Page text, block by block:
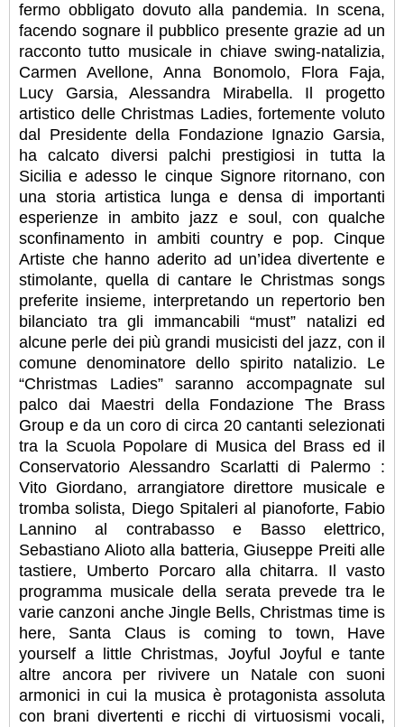
fermo obbligato dovuto alla pandemia. In scena,
facendo sognare il pubblico presente grazie ad un
racconto tutto musicale in chiave swing-natalizia,
Carmen Avellone, Anna Bonomolo, Flora Faja,
Lucy Garsia, Alessandra Mirabella. Il progetto
artistico delle Christmas Ladies, fortemente voluto
dal Presidente della Fondazione Ignazio Garsia,
ha calcato diversi palchi prestigiosi in tutta la
Sicilia e adesso le cinque Signore ritornano, con
una storia artistica lunga e densa di importanti
esperienze in ambito jazz e soul, con qualche
sconﬁnamento in ambiti country e pop. Cinque
Artiste che hanno aderito ad un’idea divertente e
stimolante, quella di cantare le Christmas songs
preferite insieme, interpretando un repertorio ben
bilanciato tra gli immancabili “must” natalizi ed
alcune perle dei più grandi musicisti del jazz, con il
comune denominatore dello spirito natalizio. Le
“Christmas Ladies” saranno accompagnate sul
palco dai Maestri della Fondazione The Brass
Group e da un coro di circa 20 cantanti selezionati
tra la Scuola Popolare di Musica del Brass ed il
Conservatorio Alessandro Scarlatti di Palermo :
Vito Giordano, arrangiatore direttore musicale e
tromba solista, Diego Spitaleri al pianoforte, Fabio
Lannino al contrabasso e Basso elettrico,
Sebastiano Alioto alla batteria, Giuseppe Preiti alle
tastiere, Umberto Porcaro alla chitarra. Il vasto
programma musicale della serata prevede tra le
varie canzoni anche Jingle Bells, Christmas time is
here, Santa Claus is coming to town, Have
yourself a little Christmas, Joyful Joyful e tante
altre ancora per rivivere un Natale con suoni
armonici in cui la musica è protagonista assoluta
con brani divertenti e ricchi di virtuosismi vocali,